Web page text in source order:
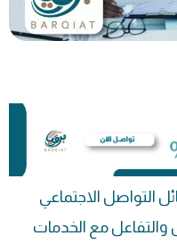
التواصل الاجتماعي
والتفاعل مع الخدمات